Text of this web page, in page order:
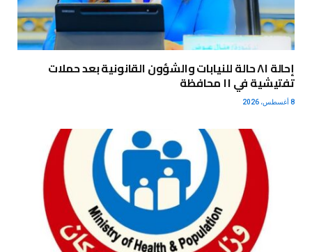
إحالة ٨١ حالة للنيابات والشؤون القانونية بعد حملات
تفتيشية في ١١ محافظة
8 أغسطس، 2026